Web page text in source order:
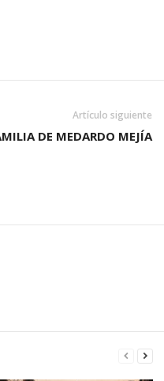
Artículo siguiente
DE MEDARDO MEJÍA